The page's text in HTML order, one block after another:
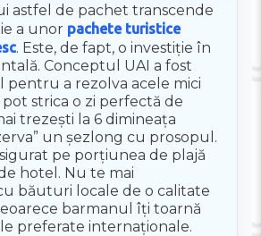
astfel de pachet transcende
a unor pachete turistice
. Este, de fapt, o investiție în
Conceptul UAI a fost
pentru a rezolva acele mici
strica o zi perfectă de
trezești la 6 dimineața
un șezlong cu prosopul.
pe porțiunea de plajă
hotel. Nu te mai
băuturi locale de o calitate
barmanul îți toarnă
preferate internaționale.